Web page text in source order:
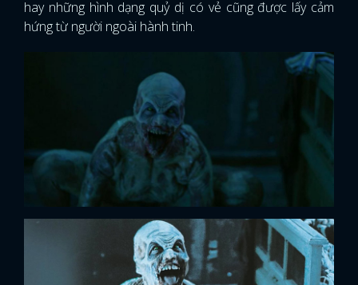
hay những hình dạng quỷ dị có vẻ cũng được lấy cảm
hứng từ người ngoài hành tinh.